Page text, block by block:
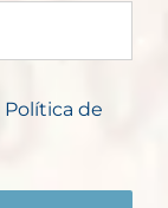
Política de